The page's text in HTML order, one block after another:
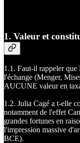
1. Valeur et
1.1. Faut-il rappeler que
l'échange (Menger,
AUCUNE valeur en
1.2. Julia Cagé a t-elle
notamment de l'effet
grandes fortunes en
l'impression massive
BCE).